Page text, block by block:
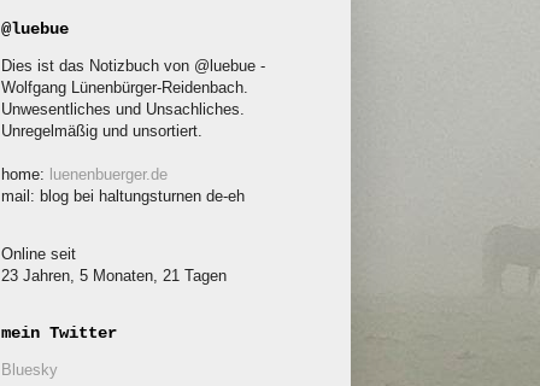
@luebue
Dies ist das Notizbuch von @luebue -
Wolfgang Lünenbürger-Reidenbach.
Unwesentliches und Unsachliches.
Unregelmäßig und unsortiert.
home: luenenbuerger.de
mail: blog bei haltungsturnen de-eh
Online seit
23 Jahren, 5 Monaten, 21 Tagen
mein Twitter
Bluesky